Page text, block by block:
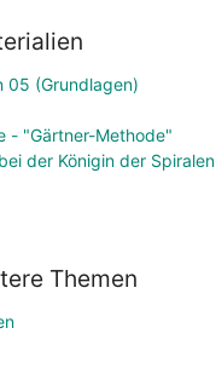
05 (Grundlagen)
- "Gärtner-Methode"
der Königin der Spiralen
Themen